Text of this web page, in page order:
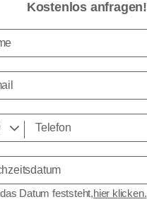
Kostenlos anfragen!
Datum feststeht,hier klicken.